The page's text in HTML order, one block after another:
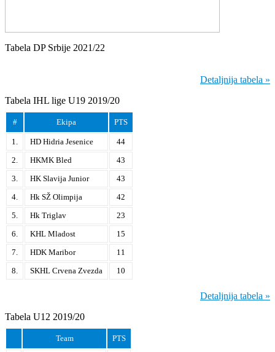
Tabela DP Srbije 2021/22
Detaljnija tabela »
Tabela IHL lige U19 2019/20
# Ekipa PTS
1. HD Hidria Jesenice
44
2.
HKMK Bled
43
3.
HK Slavija Junior
43
4.
Hk SŽ Olimpija
42
5.
Hk Triglav
23
6.
KHL Mladost
15
7.
HDK Maribor
11
8.
SKHL Crvena Zvezda 10
Detaljnija tabela »
Tabela U12 2019/20
Team PTS